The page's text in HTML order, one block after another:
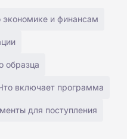
и финансам
образца
включает программа
для поступления